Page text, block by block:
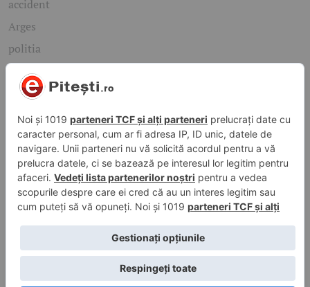
accident
Arges
politia
mioveni
Caută rapid știrile care te interesează
Găsește cele mai recente știri, evenimente și subiecte de
interes din orașul tău. Introdu un cuvânt-cheie și descoperă
informațiile de care ai nevoie!
Caută
© 2026 ePitesti.ro | Toate drepturile rezervate. | Site
administrat deWebFixer.ro